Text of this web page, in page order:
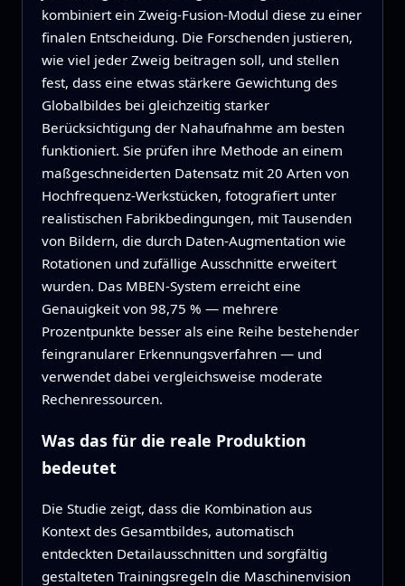
kombiniert ein Zweig‑Fusion‑Modul diese zu einer
finalen Entscheidung. Die Forschenden justieren,
wie viel jeder Zweig beitragen soll, und stellen
fest, dass eine etwas stärkere Gewichtung des
Globalbildes bei gleichzeitig starker
Berücksichtigung der Nahaufnahme am besten
funktioniert. Sie prüfen ihre Methode an einem
maßgeschneiderten Datensatz mit 20 Arten von
Hochfrequenz‑Werkstücken, fotografiert unter
realistischen Fabrikbedingungen, mit Tausenden
von Bildern, die durch Daten‑Augmentation wie
Rotationen und zufällige Ausschnitte erweitert
wurden. Das MBEN‑System erreicht eine
Genauigkeit von 98,75 % — mehrere
Prozentpunkte besser als eine Reihe bestehender
feingranularer Erkennungsverfahren — und
verwendet dabei vergleichsweise moderate
Rechenressourcen.
Was das für die reale Produktion
bedeutet
Die Studie zeigt, dass die Kombination aus
Kontext des Gesamtbildes, automatisch
entdeckten Detailausschnitten und sorgfältig
gestalteten Trainingsregeln die Maschinenvision